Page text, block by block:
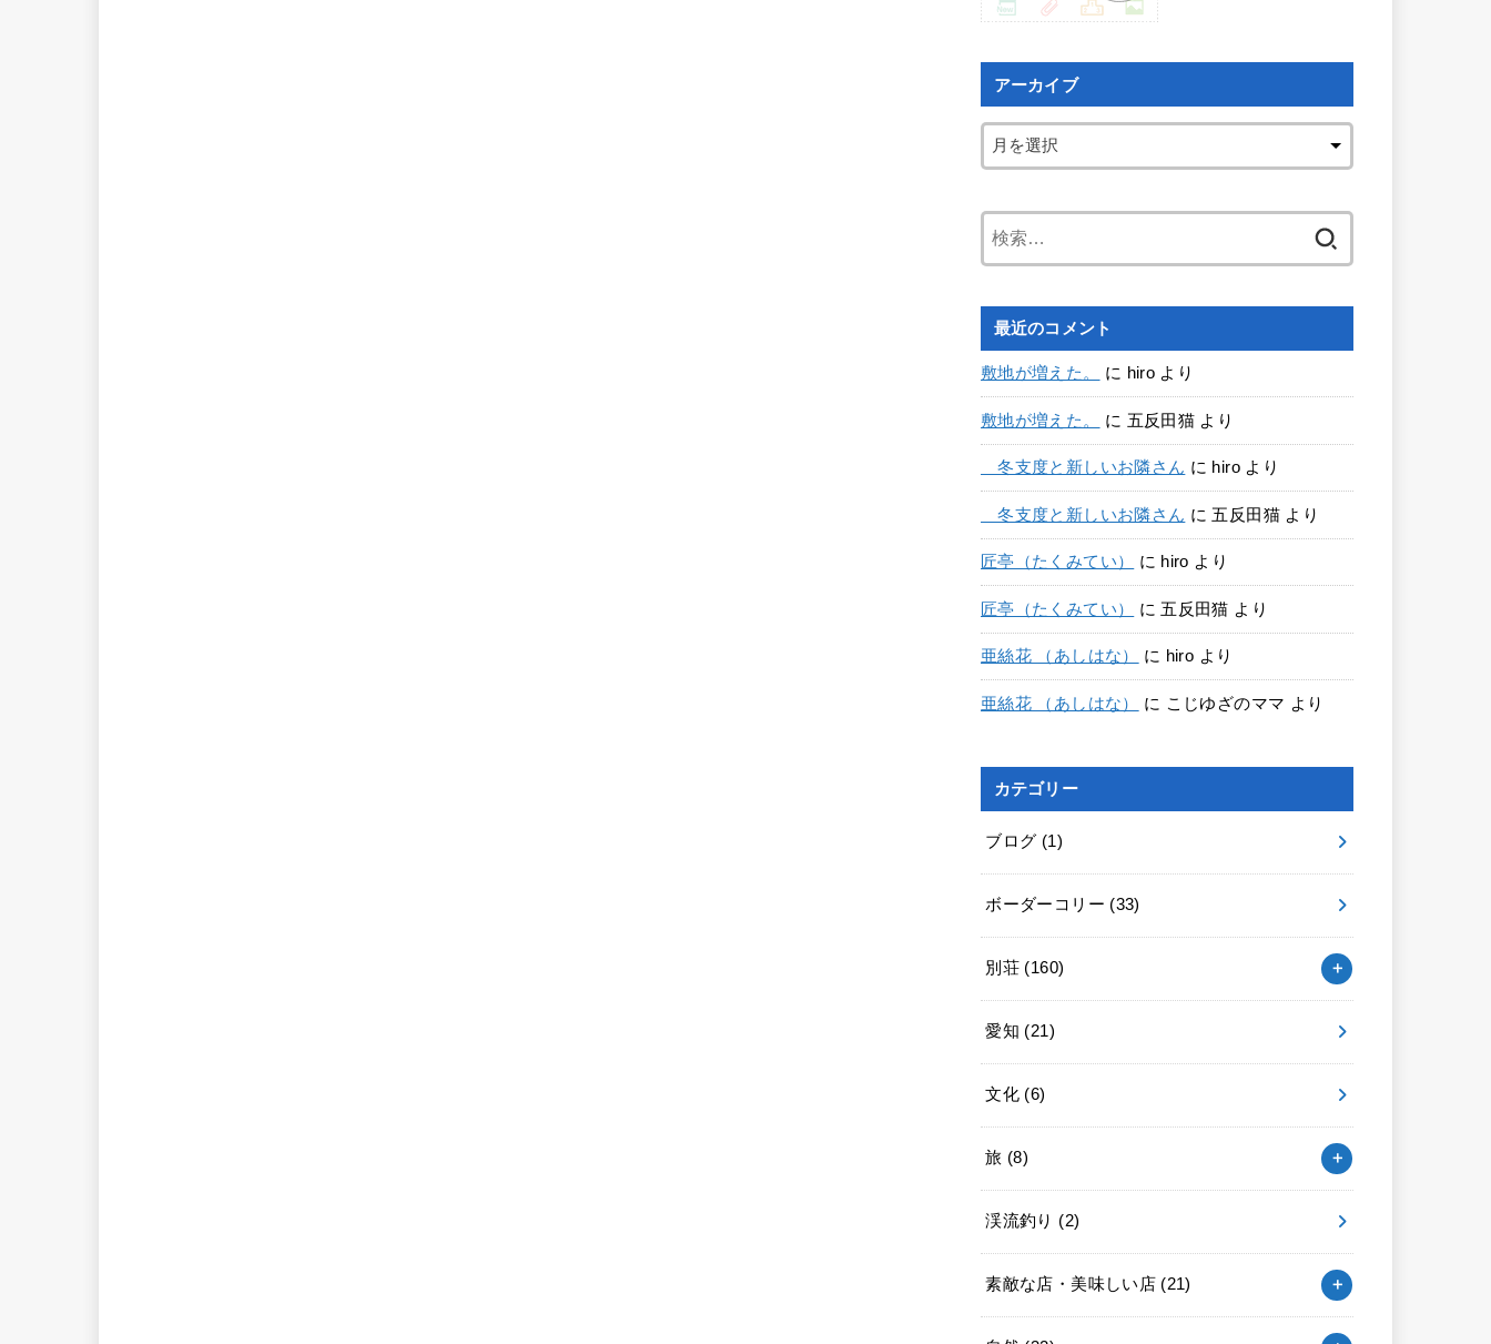
アーカイブ
最近のコメント
敷地が増えた。 に hiro より
敷地が増えた。 に 五反田猫 より
冬支度と新しいお隣さん に hiroより
冬支度と新しいお隣さん に 五反田猫より
匠亭（たくみてい） に hiro より
匠亭（たくみてい） に 五反田猫 より
亜絲花 （あしはな） に hiro より
亜絲花 （あしはな） に こじゆざのママ より
カテゴリー
ブログ (1)
ボーダーコリー (33)
別荘 (160)
愛知 (21)
文化 (6)
旅 (8)
渓流釣り (2)
素敵な店・美味しい店 (21)